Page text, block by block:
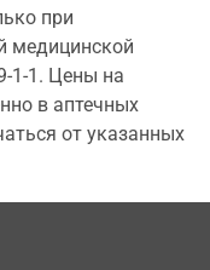
при
медицинской
1-1. Цены на
в аптечных
от указанных